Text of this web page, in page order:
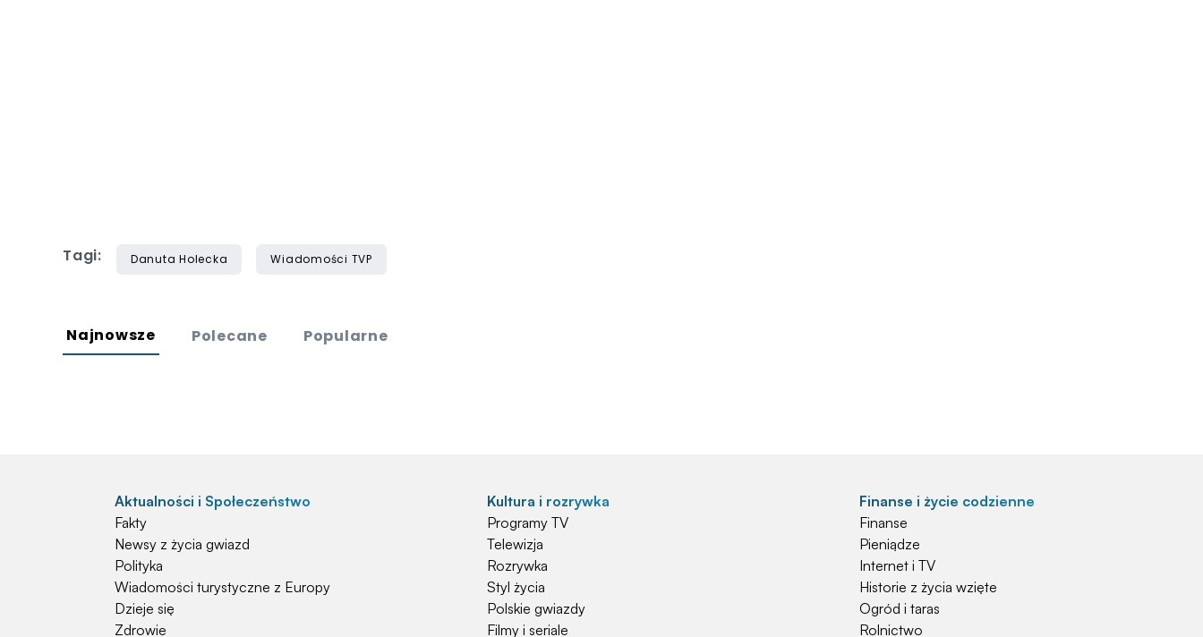
Tagi: Danuta Holecka Wiadomości TVP
Najnowsze Polecane Popularne
Aktualności i Społeczeństwo
Fakty
Newsy z życia gwiazd
Polityka
Wiadomości turystyczne z Europy
Dzieje się
Zdrowie
Kultura i rozrywka
Programy TV
Telewizja
Rozrywka
Styl życia
Polskie gwiazdy
Filmy i seriale
Finanse i życie codzienne
Finanse
Pieniądze
Internet i TV
Historie z życia wzięte
Ogród i taras
Rolnictwo